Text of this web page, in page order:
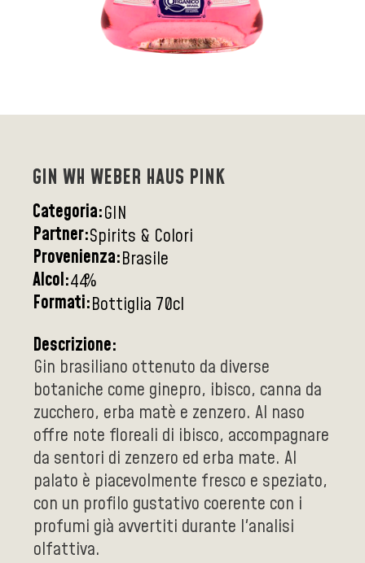
GIN WH WEBER HAUS PINK
Categoria:GIN
Partner:Spirits & Colori
Provenienza:Brasile
Alcol:44%
Formati:Bottiglia 70cl
Descrizione:
Gin brasiliano ottenuto da diverse
botaniche come ginepro, ibisco, canna da
zucchero, erba matè e zenzero. Al naso
offre note floreali di ibisco, accompagnare
da sentori di zenzero ed erba mate. Al
palato è piacevolmente fresco e speziato,
con un profilo gustativo coerente con i
profumi già avvertiti durante l'analisi
olfattiva.